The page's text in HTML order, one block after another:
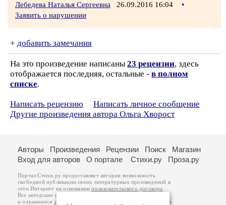
Лебедева Наталья Сергеевна 26.09.2016 16:04
•
Заявить о нарушении
+ добавить замечания
На это произведение написаны 23 рецензии, здесь
отображается последняя, остальные - в полном
списке.
Написать рецензию
Написать личное сообщение
Другие произведения автора Ольга Хворост
Авторы Произведения Рецензии Поиск
Магазин
Вход для авторов
О портале Стихи.ру Проза.ру
Портал Стихи.ру предоставляет авторам возможность
свободной публикации своих литературных произведений в
сети Интернет на основаниипользовательского договора
Все авторские права на произведения принадлежат авторам
и охраняются законом . Перепечатка произведений возможна